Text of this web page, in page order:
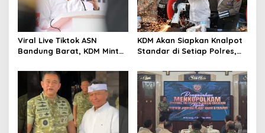
Viral Live Tiktok ASN
Bandung Barat, KDM Minta
Perlu Pemberhentian
KDM Akan Siapkan Knalpot
Standar di Setiap Polres,
Tertangkap Langsung Ganti